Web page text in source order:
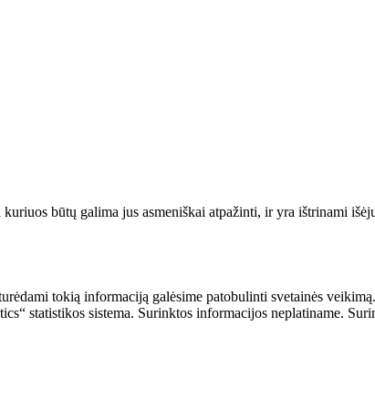
būtų galima jus asmeniškai atpažinti, ir yra ištrinami
tokią informaciją galėsime patobulinti svetainės
statistikos sistema. Surinktos informacijos neplatiname.